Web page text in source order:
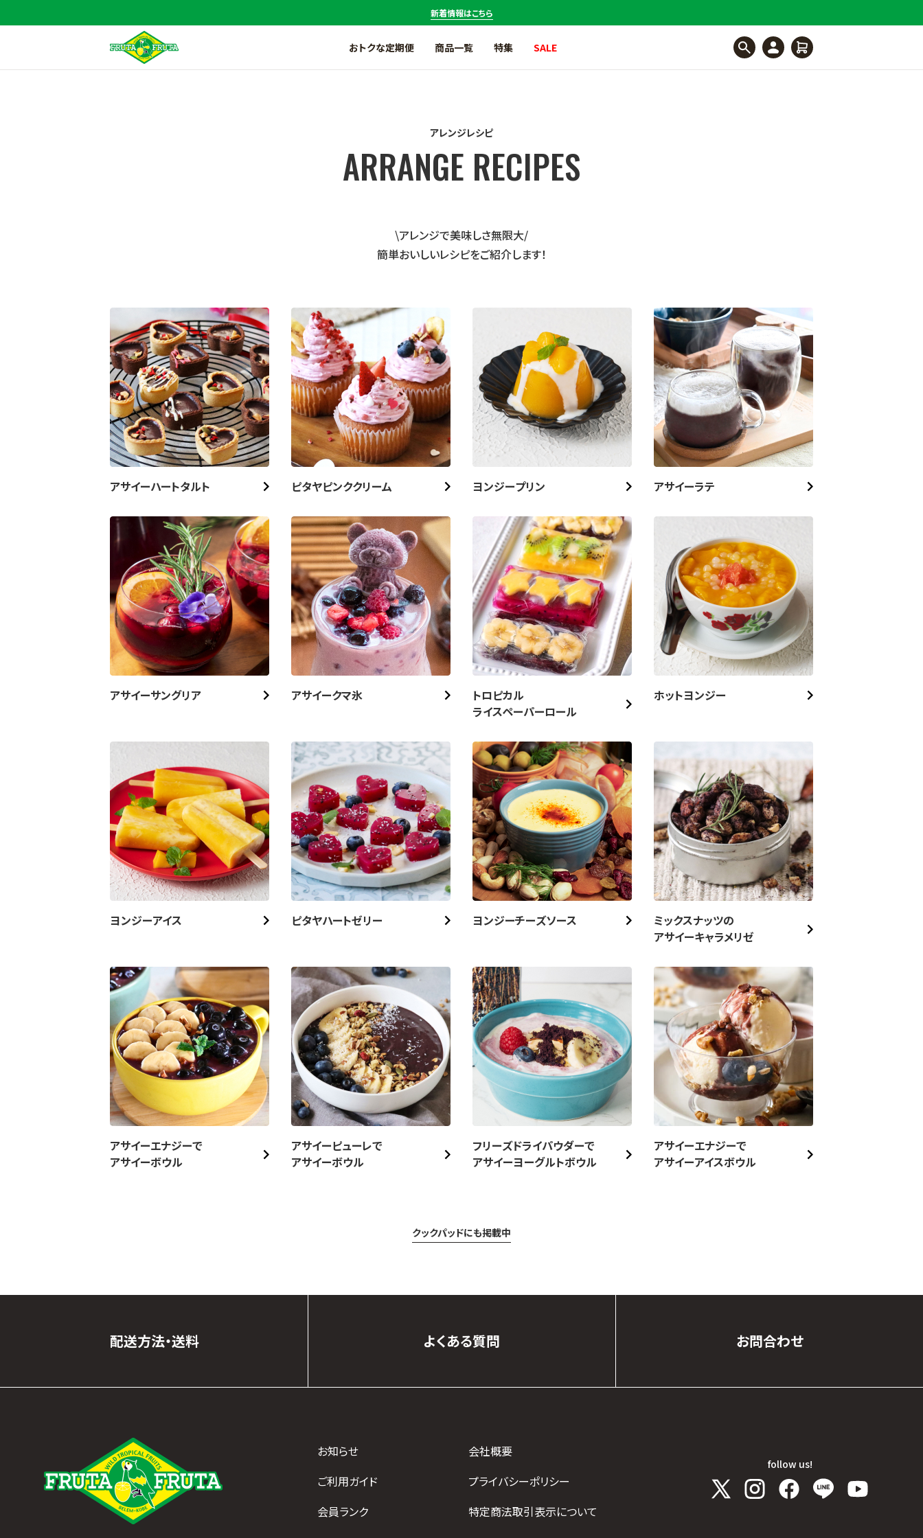
新着情報はこちら
おトクな定期便 商品一覧
アマゾンフルーツ商品一覧
アジアンテイスト商品一覧
温度帯で探す
お試しセット商品一覧
CO2 削減マーク対象商品一覧
すべての商品を見る
特集 SALE
アレンジレシピ
\アレンジで美味しさ無限大/
簡単おいしいレシピをご紹介します！
アサイーハートタルト ピタヤピンククリーム ヨンジープリン アサイーラテ
アサイーサングリア アサイークマ氷
トロピカル
ライスペーパーロール
ホットヨンジー
ヨンジーアイス ピタヤハートゼリー ヨンジーチーズソース
ミックスナッツの
アサイーキャラメリゼ
アサイーエナジーで
アサイーボウル
アサイーピューレで
アサイーボウル
フリーズドライパウダーで
アサイーヨーグルトボウル
アサイーエナジーで
アサイーアイスボウル
クックパッドにも掲載中
配送方法・送料 よくある質問 お問合わせ
お知らせ
会社概要
ご利用ガイド
プライバシーポリシー
会員ランク
特定商法取引表示について
follow us!